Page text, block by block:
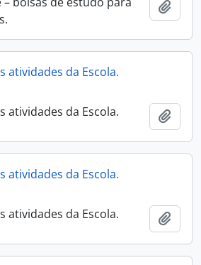
atividades da Escola.
atividades da Escola.
atividades da Escola.
atividades da Escola.